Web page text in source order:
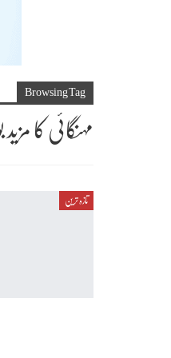
Browsing Tag
مہنگائی کا مزید
تازہ ترین